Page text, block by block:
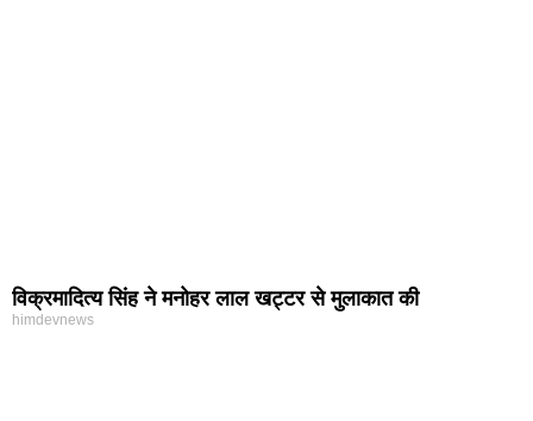
विक्रमादित्य सिंह ने मनोहर लाल खट्टर से मुलाकात की
himdevnews